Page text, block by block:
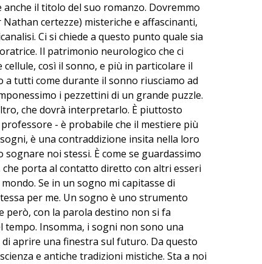
il titolo del suo romanzo. Dovremmo
certezze) misteriche e affascinanti,
Ci si chiede a questo punto quale sia
Il patrimonio neurologico che ci
così il sonno, e più in particolare il
tutti come durante il sonno riusciamo ad
i pezzettini di un grande puzzle.
che dovrà interpretarlo. È piuttosto
- è probabile che il mestiere più
è una contraddizione insita nella loro
noi stessi. È come se guardassimo
porta al contatto diretto con altri esseri
Se in un sogno mi capitasse di
per me. Un sogno è uno strumento
con la parola destino non si fa
Insomma, i sogni non sono una
aprire una finestra sul futuro. Da questo
e antiche tradizioni mistiche. Sta a noi